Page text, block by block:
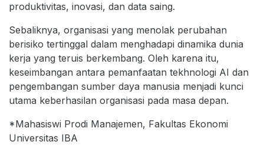
produktivitas, inovasi, dan data saing.
Sebaliknya, organisasi yang menolak perubahan
berisiko tertinggal dalam menghadapi dinamika dunia
kerja yang teruis berkembang. Oleh karena itu,
keseimbangan antara pemanfaatan tekhnologi AI dan
pengembangan sumber daya manusia menjadi kunci
utama keberhasilan organisasi pada masa depan.
*Mahasiswi Prodi Manajemen, Fakultas Ekonomi
Universitas IBA